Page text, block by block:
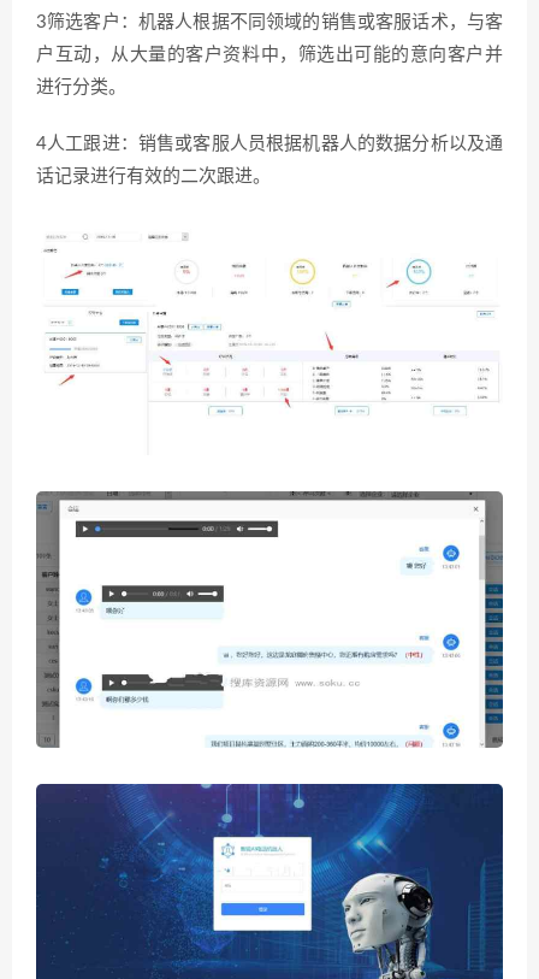
3筛选客户：机器人根据不同领域的销售或客服话术，与客
户互动，从大量的客户资料中，筛选出可能的意向客户并
进行分类。
4人工跟进：销售或客服人员根据机器人的数据分析以及通
话记录进行有效的二次跟进。